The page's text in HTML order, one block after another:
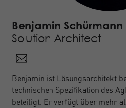
Benjamin Schürmann
Solution Architect
Benjamin ist Lösungsarchitekt
technischen Spezifikation des
beteiligt. Er verfügt über mehr